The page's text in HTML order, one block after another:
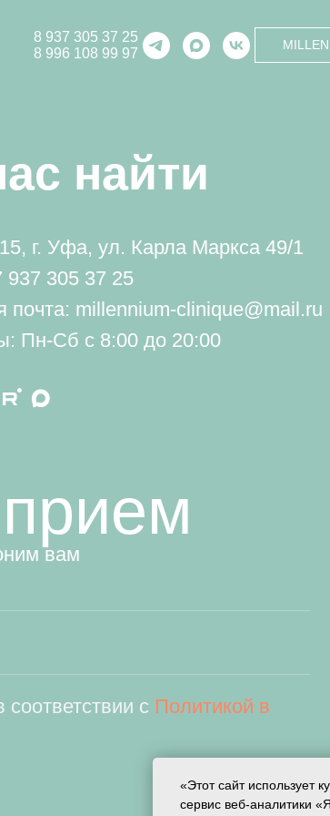
8 937 305 37 25
8 996 108 99 97
«Этот сайт использует
сервис веб-аналитики
найти
г. Уфа, ул. Карла Маркса 49/1
937 305 37 25
почта: millennium-clinique@mail.ru
Пн-Сб с 8:00 до 20:00
с Политикой в
вам